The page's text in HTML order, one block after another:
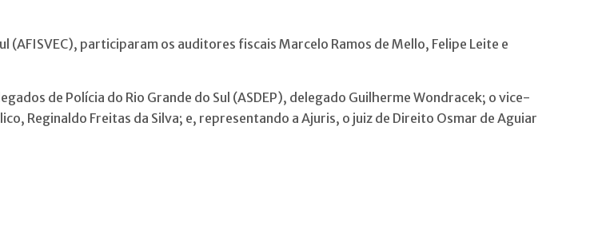
(AFISVEC), participaram os auditores fiscais Marcelo Ramos de Mello, Felipe Leite e
de Polícia do Rio Grande do Sul (ASDEP), delegado Guilherme Wondracek; o vice-
Reginaldo Freitas da Silva; e, representando a Ajuris, o juiz de Direito Osmar de Aguiar